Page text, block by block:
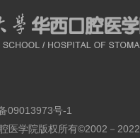
09013973号-1
医学院版权所有©2002－2022